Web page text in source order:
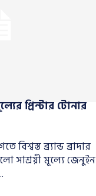
প্রিন্টার টোনার
বিশ্বস্ত ব্র্যান্ড ব্রাদার
সাশ্রয়ী মূল্যে জেনুইন